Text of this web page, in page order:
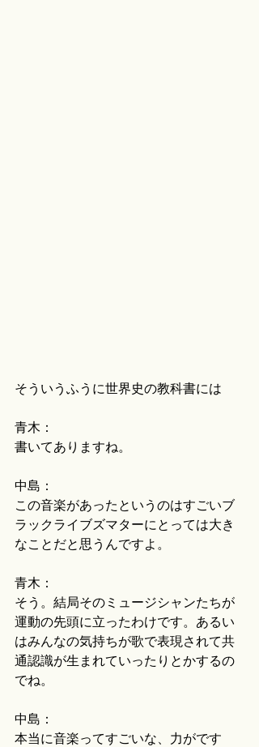
そういうふうに世界史の教科書には
青木：
書いてありますね。
中島：
この音楽があったというのはすごいブ
ラックライブズマターにとっては大き
なことだと思うんですよ。
青木：
そう。結局そのミュージシャンたちが
運動の先頭に立ったわけです。あるい
はみんなの気持ちが歌で表現されて共
通認識が生まれていったりとかするの
でね。
中島：
本当に音楽ってすごいな、力がです